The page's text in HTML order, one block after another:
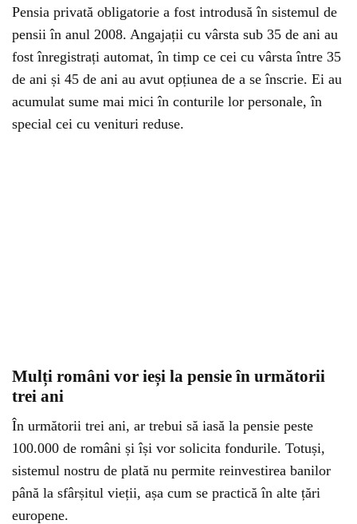
Pensia privată obligatorie a fost introdusă în sistemul de
pensii în anul 2008. Angajații cu vârsta sub 35 de ani au
fost înregistrați automat, în timp ce cei cu vârsta între 35
de ani și 45 de ani au avut opțiunea de a se înscrie. Ei au
acumulat sume mai mici în conturile lor personale, în
special cei cu venituri reduse.
Mulți români vor ieși la pensie în următorii
trei ani
În următorii trei ani, ar trebui să iasă la pensie peste
100.000 de români și își vor solicita fondurile. Totuși,
sistemul nostru de plată nu permite reinvestirea banilor
până la sfârșitul vieții, așa cum se practică în alte țări
europene.